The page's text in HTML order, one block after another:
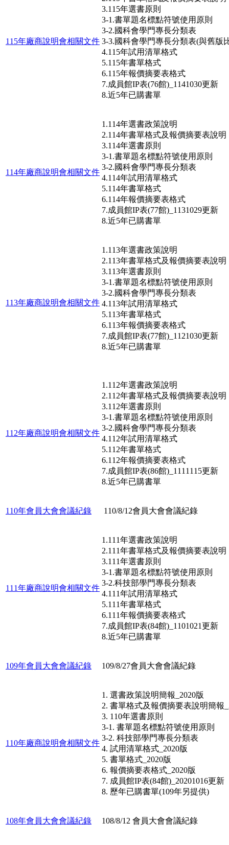
115年廠商說明會相關文件
3.115年選書原則
3-1.書單題名標點符號使用原則
3-2.國科會學門專長分類表
3-3.國科會學門專長分類表(與舊版
4.115年試用清單格式
5.115年書單格式
6.115年報價摘要表格式
7.成員館IP表(76館)_1141030更新
8.近5年已購書單
114年廠商說明會相關文件
1.114年選書政策說明
2.114年書單格式及報價摘要表說明
3.114年選書原則
3-1.書單題名標點符號使用原則
3-2.國科會學門專長分類表
4.114年試用清單格式
5.114年書單格式
6.114年報價摘要表格式
7.成員館IP表(77館)_1131029更新
8.近5年已購書單
113年廠商說明會相關文件
1.113年選書政策說明
2.113年書單格式及報價摘要表說明
3.113年選書原則
3-1.書單題名標點符號使用原則
3-2.國科會學門專長分類表
4.113年試用清單格式
5.113年書單格式
6.113年報價摘要表格式
7.成員館IP表(77館)_1121030更新
8.近5年已購書單
112年廠商說明會相關文件
1.112年選書政策說明
2.112年書單格式及報價摘要表說明
3.112年選書原則
3-1.書單題名標點符號使用原則
3-2.國科會學門專長分類表
4.112年試用清單格式
5.112年書單格式
6.112年報價摘要表格式
7.成員館IP表(86館)_1111115更新
8.近5年已購書單
110年會員大會會議紀錄 110/8/12會員大會會議紀錄
111年廠商說明會相關文件
1.111年選書政策說明
2.111年書單格式及報價摘要表說明
3.111年選書原則
3-1.書單題名標點符號使用原則
3-2.科技部學門專長分類表
4.111年試用清單格式
5.111年書單格式
6.111年報價摘要表格式
7.成員館IP表(84館)_1101021更新
8.近5年已購書單
109年會員大會會議紀錄 109/8/27會員大會會議紀錄
110年廠商說明會相關文件
1. 選書政策說明簡報_2020版
2. 書單格式及報價摘要表說明簡報
3. 110年選書原則
3-1. 書單題名標點符號使用原則
3-2. 科技部學門專長分類表
4. 試用清單格式_2020版
5. 書單格式_2020版
6. 報價摘要表格式_2020版
7. 成員館IP表(84館)_20201016更新
8. 歷年已購書單(109年另提供)
108年會員大會會議紀錄 108/8/12 會員大會會議紀錄